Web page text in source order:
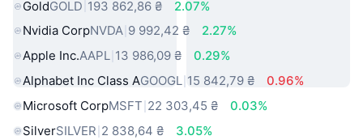
GoldGOLD 193 862,86 ₴
2.07%
Nvidia CorpNVDA 9 992,42 ₴
2.27%
Apple Inc.AAPL 13 986,09 ₴
0.29%
Alphabet Inc Class AGOOGL 15 842,79 ₴
0.96%
Microsoft CorpMSFT 22 303,45 ₴
0.03%
SilverSILVER 2 838,64 ₴
3.05%